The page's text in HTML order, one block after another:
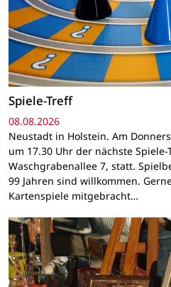
Spiele-Treff
08.08.2026
Neustadt in Holstein. Am
um 17.30 Uhr der nächste
Waschgrabenallee 7, statt.
99 Jahren sind willkommen.
Kartenspiele mitgebracht…